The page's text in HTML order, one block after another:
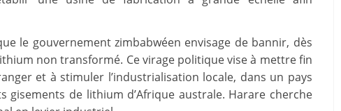
le gouvernement zimbabwéen envisage de bannir, dès
non transformé. Ce virage politique vise à mettre fin
et à stimuler l’industrialisation locale, dans un pays
gisements de lithium d’Afrique australe. Harare cherche